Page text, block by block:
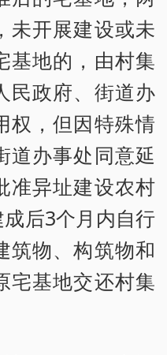
未开展建设或未
基地的，由村集
民政府、街道办
权，但因特殊情
道办事处同意延
准异址建设农村
后3个月内自行
筑物、构筑物和
宅基地交还村集